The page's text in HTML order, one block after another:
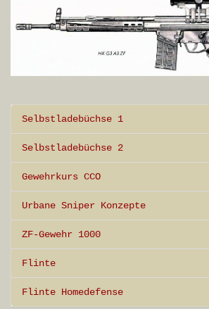
Selbstladebüchse 1
Selbstladebüchse 2
Gewehrkurs CCO
Urbane Sniper Konzepte
ZF-Gewehr 1000
Flinte
Flinte Homedefense